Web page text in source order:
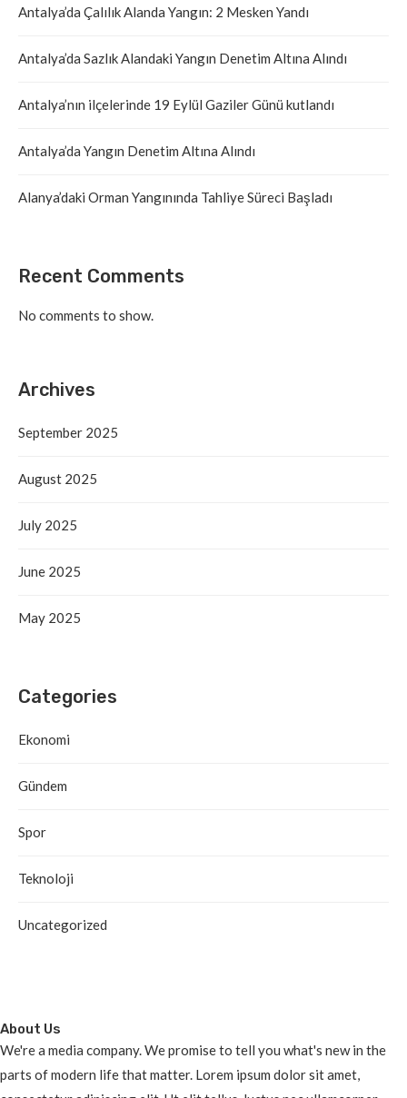
Antalya’da Çalılık Alanda Yangın: 2 Mesken Yandı
Antalya’da Sazlık Alandaki Yangın Denetim Altına Alındı
Antalya’nın ilçelerinde 19 Eylül Gaziler Günü kutlandı
Antalya’da Yangın Denetim Altına Alındı
Alanya’daki Orman Yangınında Tahliye Süreci Başladı
Recent Comments
No comments to show.
Archives
September 2025
August 2025
July 2025
June 2025
May 2025
Categories
Ekonomi
Gündem
Spor
Teknoloji
Uncategorized
About Us
We're a media company. We promise to tell you what's new in the
parts of modern life that matter. Lorem ipsum dolor sit amet,